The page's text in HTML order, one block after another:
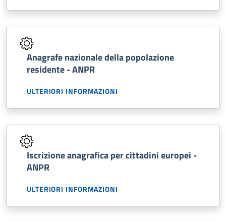
Anagrafe nazionale della popolazione
residente - ANPR
ULTERIORI INFORMAZIONI
Iscrizione anagrafica per cittadini europei -
ANPR
ULTERIORI INFORMAZIONI